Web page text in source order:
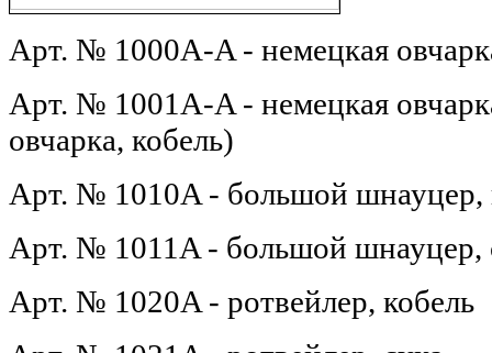
Арт. № 1000A-A - немецкая
Арт. № 1001A-A - немецкая
овчарка, кобель)
Арт. № 1010A - большой шнауцер,
Арт. № 1011A - большой шнауцер,
Арт. № 1020A - ротвейлер, кобель